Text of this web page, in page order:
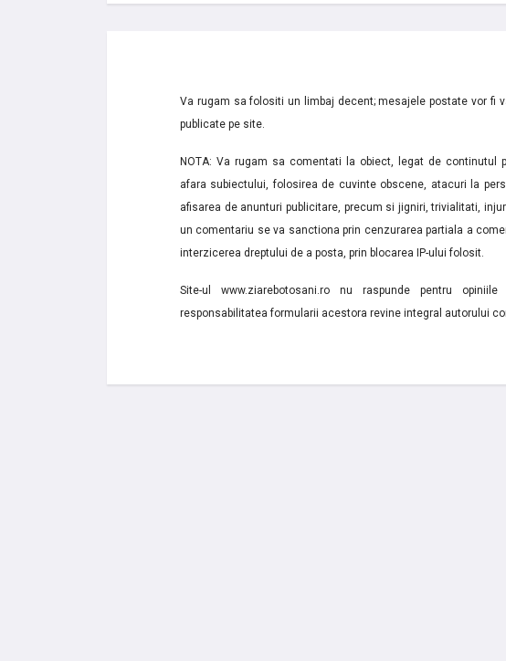
Va rugam sa folositi un limbaj decent; mesajele postate vor fi
publicate pe site.
NOTA: Va rugam sa comentati la obiect, legat de continutul
afara subiectului, folosirea de cuvinte obscene, atacuri la
afisarea de anunturi publicitare, precum si jigniri, trivialitati,
un comentariu se va sanctiona prin cenzurarea partiala a
interzicerea dreptului de a posta, prin blocarea IP-ului folosit.
Site-ul www.ziarebotosani.ro nu raspunde pentru
responsabilitatea formularii acestora revine integral autorului